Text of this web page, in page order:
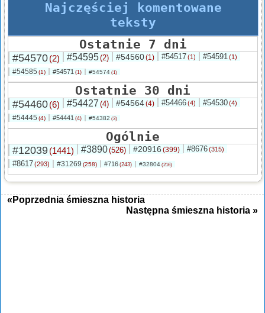
Najczęściej komentowane
teksty
Ostatnie 7 dni
#54570(2) #54595(2) #54560(1) #54517(1) #54591 (1)
#54585 (1) #54571 (1) #54574 (1)
Ostatnie 30 dni
#54460(6) #54427 (4) #54564(4) #54466(4) #54530(4)
#54445 (4) #54441 (4) #54382 (3)
Ogólnie
#12039(1441) #3890(526) #20916 (399) #8676(315)
#8617(293) #31269 (258) #716 (243) #32804 (216)
«Poprzednia śmieszna historia
Następna śmieszna historia »